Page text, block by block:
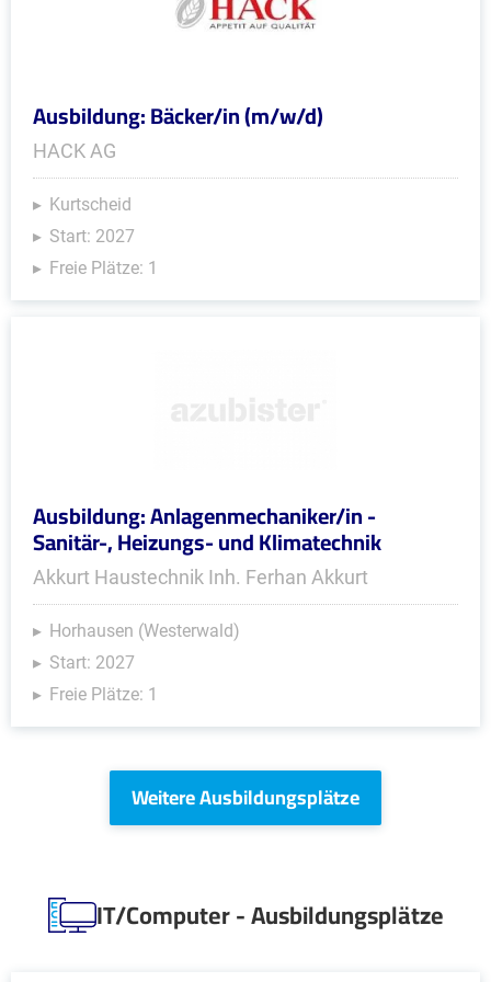
Ausbildung: Bäcker/in (m/w/d)
HACK AG
Kurtscheid
Start: 2027
Freie Plätze: 1
Ausbildung: Anlagenmechaniker/in -
Sanitär-, Heizungs- und Klimatechnik
Akkurt Haustechnik Inh. Ferhan Akkurt
Horhausen (Westerwald)
Start: 2027
Freie Plätze: 1
Weitere Ausbildungsplätze
IT/Computer - Ausbildungsplätze